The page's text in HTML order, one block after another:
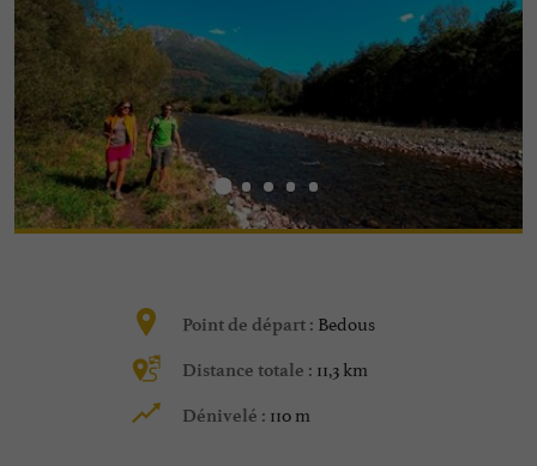
Point de départ : Bedous
Distance totale : 11,3 km
Dénivelé : 110 m